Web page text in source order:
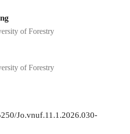
of Forestry
of Forestry
Jo.vnuf.11.1.2026.030-